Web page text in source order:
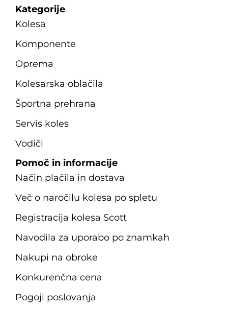
Kategorije
Kolesa
Komponente
Oprema
Kolesarska oblačila
Športna prehrana
Servis koles
Vodiči
Pomoč in informacije
Način plačila in dostava
Več o naročilu kolesa po spletu
Registracija kolesa Scott
Navodila za uporabo po znamkah
Nakupi na obroke
Konkurenčna cena
Pogoji poslovanja